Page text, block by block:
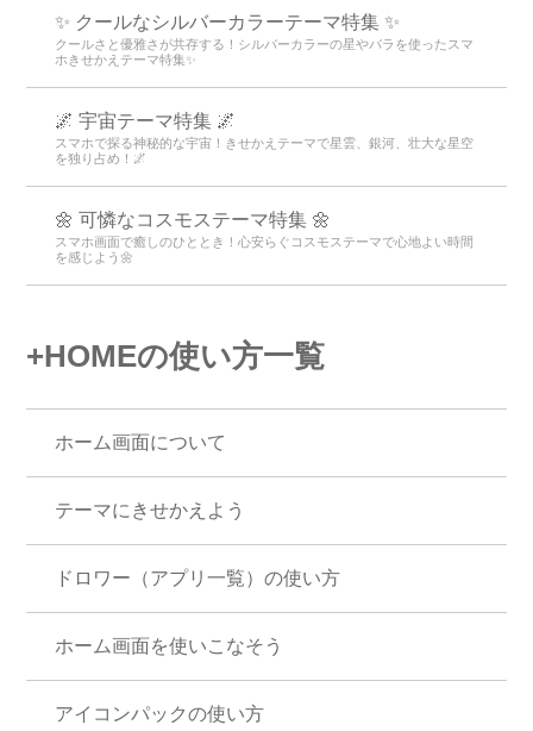
✨ クールなシルバーカラーテーマ特集 ✨
クールさと優雅さが共存する！シルバーカラーの星やバラを使ったスマ
ホきせかえテーマ特集✨
🌌 宇宙テーマ特集 🌌
スマホで探る神秘的な宇宙！きせかえテーマで星雲、銀河、壮大な星空
を独り占め！🌌
🌼 可憐なコスモステーマ特集 🌼
スマホ画面で癒しのひととき！心安らぐコスモステーマで心地よい時間
を感じよう🌼
+HOMEの使い方一覧
ホーム画面について
テーマにきせかえよう
ドロワー（アプリ一覧）の使い方
ホーム画面を使いこなそう
アイコンパックの使い方